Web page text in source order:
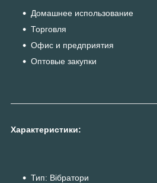
Домашнее использование
Торговля
Офис и предприятия
Оптовые закупки
Характеристики:
Тип: Вібратори